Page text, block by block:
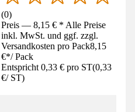
(0)
Preis — 8,15 € * Alle Preise
inkl. MwSt. und ggf. zzgl.
Versandkosten pro Pack8,15
€*/ Pack
Entspricht 0,33 € pro ST(0,33
€/ ST)